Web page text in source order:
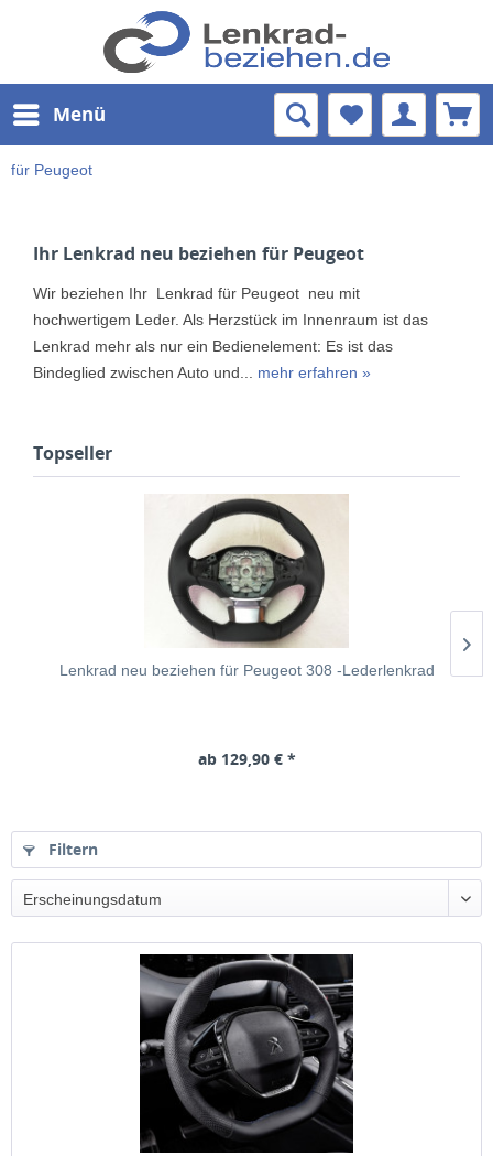
Menü
für Peugeot
Ihr Lenkrad neu beziehen für Peugeot
Wir beziehen Ihr Lenkrad für Peugeot neu mit
hochwertigem Leder. Als Herzstück im Innenraum ist das
Lenkrad mehr als nur ein Bedienelement: Es ist das
Bindeglied zwischen Auto und... mehr erfahren »
Topseller
Lenkrad neu beziehen für Peugeot 308 -Lederlenkrad
ab 129,90 € *
Filtern